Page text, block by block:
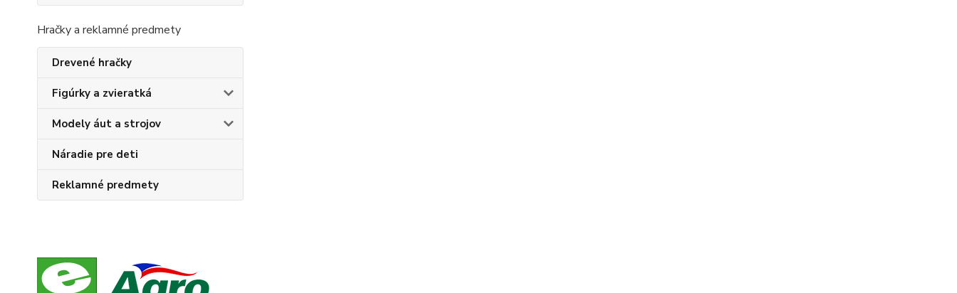
Hračky a reklamné predmety
Drevené hračky
Figúrky a zvieratká
Modely áut a strojov
Náradie pre deti
Reklamné predmety